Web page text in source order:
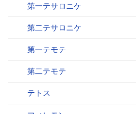
第一テサロニケ
第二テサロニケ
第一テモテ
第二テモテ
テトス